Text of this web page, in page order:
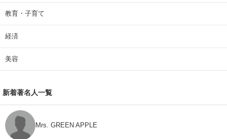
教育・子育て
経済
美容
新着著名人一覧
Mrs. GREEN APPLE